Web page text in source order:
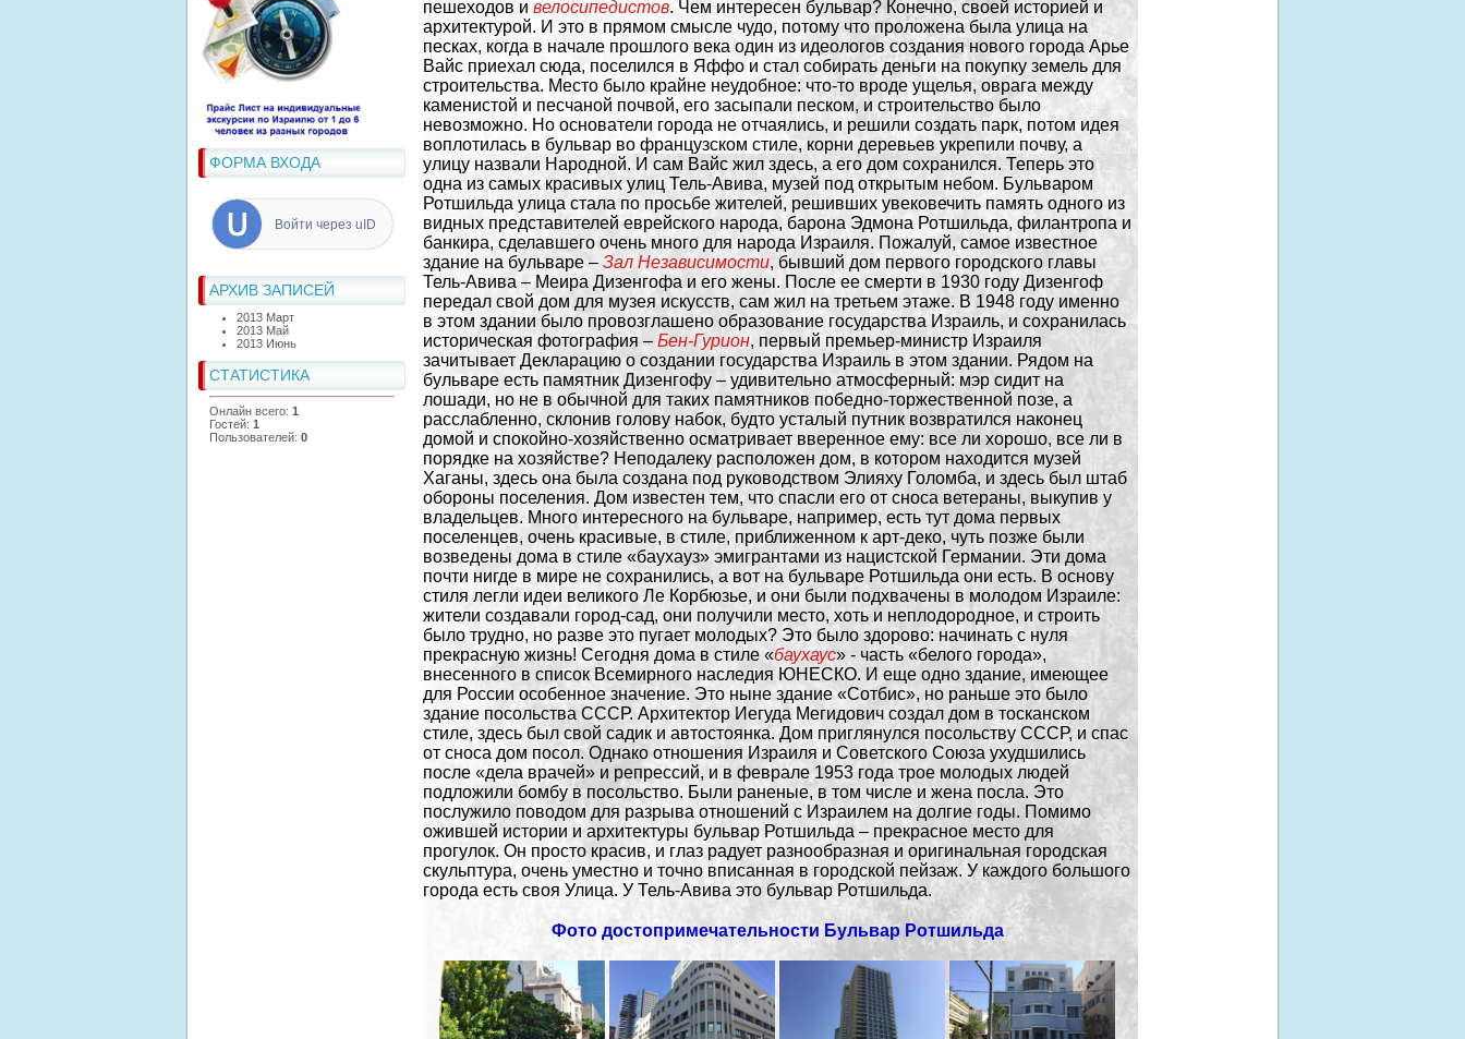
ФОРМА ВХОДА
Войти через uID
АРХИВ ЗАПИСЕЙ
2013 Март
2013 Май
2013 Июнь
СТАТИСТИКА
Онлайн всего: 1
Гостей: 1
Пользователей: 0
пешеходов и велосипедистов. Чем интересен бульвар? Конечно, своей историей и
архитектурой. И это в прямом смысле чудо, потому что проложена была улица на
песках, когда в начале прошлого века один из идеологов создания нового города Арье
Вайс приехал сюда, поселился в Яффо и стал собирать деньги на покупку земель для
строительства. Место было крайне неудобное: что-то вроде ущелья, оврага между
каменистой и песчаной почвой, его засыпали песком, и строительство было
невозможно. Но основатели города не отчаялись, и решили создать парк, потом идея
воплотилась в бульвар во французском стиле, корни деревьев укрепили почву, а
улицу назвали Народной. И сам Вайс жил здесь, а его дом сохранился. Теперь это
одна из самых красивых улиц Тель-Авива, музей под открытым небом. Бульваром
Ротшильда улица стала по просьбе жителей, решивших увековечить память одного из
видных представителей еврейского народа, барона Эдмона Ротшильда, филантропа и
банкира, сделавшего очень много для народа Израиля. Пожалуй, самое известное
здание на бульваре – Зал Независимости, бывший дом первого городского главы
Тель-Авива – Меира Дизенгофа и его жены. После ее смерти в 1930 году Дизенгоф
передал свой дом для музея искусств, сам жил на третьем этаже. В 1948 году именно
в этом здании было провозглашено образование государства Израиль, и сохранилась
историческая фотография – Бен-Гурион, первый премьер-министр Израиля
зачитывает Декларацию о создании государства Израиль в этом здании. Рядом на
бульваре есть памятник Дизенгофу – удивительно атмосферный: мэр сидит на
лошади, но не в обычной для таких памятников победно-торжественной позе, а
расслабленно, склонив голову набок, будто усталый путник возвратился наконец
домой и спокойно-хозяйственно осматривает вверенное ему: все ли хорошо, все ли в
порядке на хозяйстве? Неподалеку расположен дом, в котором находится музей
Хаганы, здесь она была создана под руководством Элияху Голомба, и здесь был штаб
обороны поселения. Дом известен тем, что спасли его от сноса ветераны, выкупив у
владельцев. Много интересного на бульваре, например, есть тут дома первых
поселенцев, очень красивые, в стиле, приближенном к арт-деко, чуть позже были
возведены дома в стиле «баухауз» эмигрантами из нацистской Германии. Эти дома
почти нигде в мире не сохранились, а вот на бульваре Ротшильда они есть. В основу
стиля легли идеи великого Ле Корбюзье, и они были подхвачены в молодом Израиле:
жители создавали город-сад, они получили место, хоть и неплодородное, и строить
было трудно, но разве это пугает молодых? Это было здорово: начинать с нуля
прекрасную жизнь! Сегодня дома в стиле «баухаус» - часть «белого города»,
внесенного в список Всемирного наследия ЮНЕСКО. И еще одно здание, имеющее
для России особенное значение. Это ныне здание «Сотбис», но раньше это было
здание посольства СССР. Архитектор Иегуда Мегидович создал дом в тосканском
стиле, здесь был свой садик и автостоянка. Дом приглянулся посольству СССР, и спас
от сноса дом посол. Однако отношения Израиля и Советского Союза ухудшились
после «дела врачей» и репрессий, и в феврале 1953 года трое молодых людей
подложили бомбу в посольство. Были раненые, в том числе и жена посла. Это
послужило поводом для разрыва отношений с Израилем на долгие годы. Помимо
ожившей истории и архитектуры бульвар Ротшильда – прекрасное место для
прогулок. Он просто красив, и глаз радует разнообразная и оригинальная городская
скульптура, очень уместно и точно вписанная в городской пейзаж. У каждого большого
города есть своя Улица. У Тель-Авива это бульвар Ротшильда.
Фото достопримечательности Бульвар Ротшильда